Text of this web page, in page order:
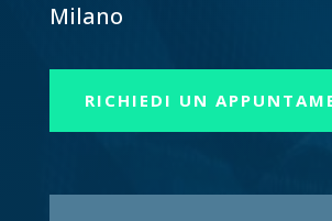
Milano
RICHIEDI UN